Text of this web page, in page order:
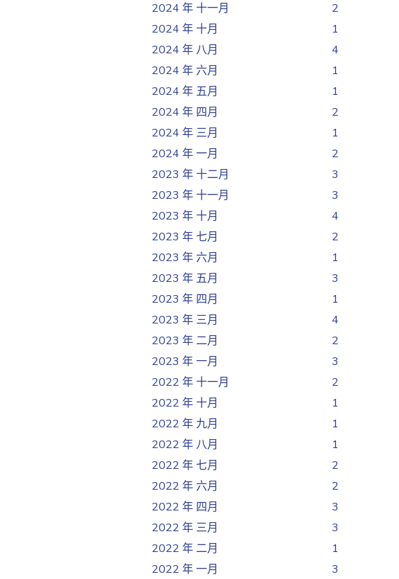
2024 年 十一月
2
2024 年 十月
1
2024 年 八月
4
2024 年 六月
1
2024 年 五月
1
2024 年 四月
2
2024 年 三月
1
2024 年 一月
2
2023 年 十二月
3
2023 年 十一月
3
2023 年 十月
4
2023 年 七月
2
2023 年 六月
1
2023 年 五月
3
2023 年 四月
1
2023 年 三月
4
2023 年 二月
2
2023 年 一月
3
2022 年 十一月
2
2022 年 十月
1
2022 年 九月
1
2022 年 八月
1
2022 年 七月
2
2022 年 六月
2
2022 年 四月
3
2022 年 三月
3
2022 年 二月
1
2022 年 一月
3